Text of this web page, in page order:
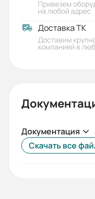
Привезем
на любой адрес
Доставка ТК
Доставим
компанией в
Документация
Скачать все